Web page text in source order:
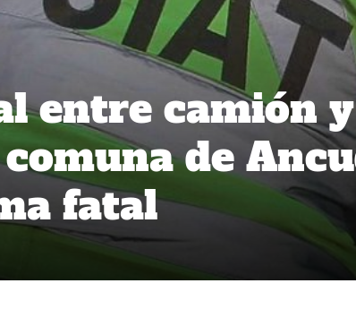
entre camión y
de
fatal